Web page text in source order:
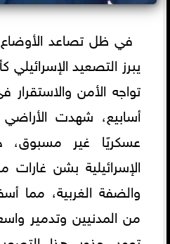
في ظل تصاعد
يبرز التصعيد الإسرائيلي
تواجه الأمن
أسابيع، شهدت
عسكريًا غير
الإسرائيلية بشن
والضفة الغربية، مما
من المدنيين وتدمير